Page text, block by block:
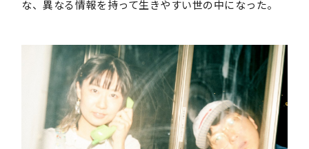
な、異なる情報を持って生きやすい世の中になった。